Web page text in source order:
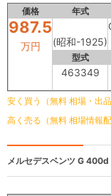
価格 年式
987.5
万円 (昭和-1925)
型式
463349
安く買う（無料 相場・出品
高く売る（無料 相場情報配
メルセデスベンツ G 400d